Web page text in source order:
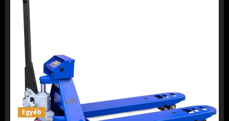
Egyéb